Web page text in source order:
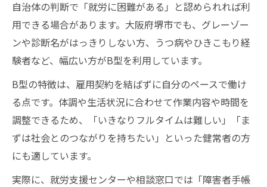
自治体の判断で「就労に困難がある」と認められれば利
用できる場合があります。大阪府堺市でも、グレーゾー
ンや診断名がはっきりしない方、うつ病やひきこもり経
験者など、幅広い方がB型を利用しています。
B型の特徴は、雇用契約を結ばずに自分のペースで働け
る点です。体調や生活状況に合わせて作業内容や時間を
調整できるため、「いきなりフルタイムは難しい」「ま
ずは社会とのつながりを持ちたい」といった健常者の方
にも適しています。
実際に、就労支援センターや相談窓口では「障害者手帳